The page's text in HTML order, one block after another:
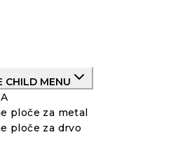
CHILD MENU
ploče za metal
ploče za drvo